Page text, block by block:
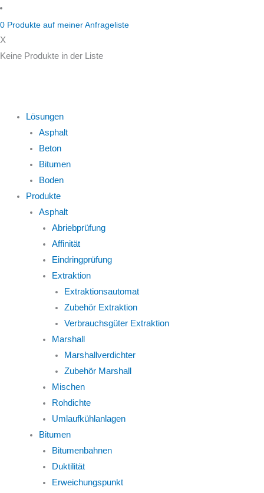
Zum
Inhalt
springen
0 Produkte auf meiner Anfrageliste
X
Keine Produkte in der Liste
Lösungen
Asphalt
Beton
Bitumen
Boden
Produkte
Asphalt
Abriebprüfung
Affinität
Eindringprüfung
Extraktion
Extraktionsautomat
Zubehör Extraktion
Verbrauchsgüter Extraktion
Marshall
Marshallverdichter
Zubehör Marshall
Mischen
Rohdichte
Umlaufkühlanlagen
Bitumen
Bitumenbahnen
Duktilität
Erweichungspunkt